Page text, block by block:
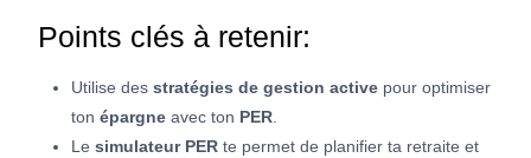
Points clés à retenir:
Utilise des stratégies de gestion active pour optimiser
ton épargne avec ton PER
Le simulateur PER te permet de planifier ta retraite et